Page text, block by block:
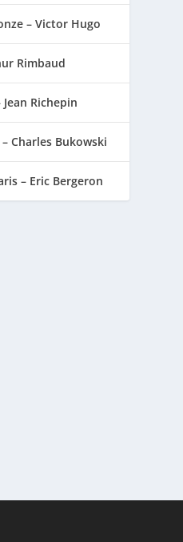
– Victor Hugo
Rimbaud
Richepin
Charles Bukowski
– Eric Bergeron